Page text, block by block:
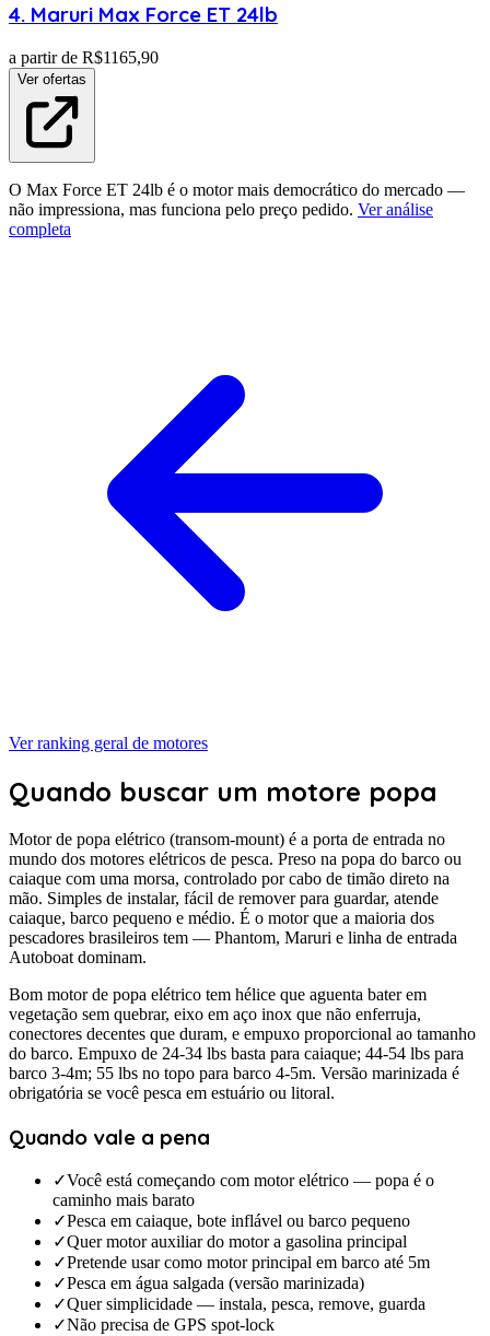
4. Maruri Max Force ET 24lb
a partir de R$1165,90
Ver ofertas
O Max Force ET 24lb é o motor mais democrático do mercado —
não impressiona, mas funciona pelo preço pedido. Ver análise
completa
Ver ranking geral de motores
Quando buscar um motore popa
Motor de popa elétrico (transom-mount) é a porta de entrada no
mundo dos motores elétricos de pesca. Preso na popa do barco ou
caiaque com uma morsa, controlado por cabo de timão direto na
mão. Simples de instalar, fácil de remover para guardar, atende
caiaque, barco pequeno e médio. É o motor que a maioria dos
pescadores brasileiros tem — Phantom, Maruri e linha de entrada
Autoboat dominam.
Bom motor de popa elétrico tem hélice que aguenta bater em
vegetação sem quebrar, eixo em aço inox que não enferruja,
conectores decentes que duram, e empuxo proporcional ao tamanho
do barco. Empuxo de 24-34 lbs basta para caiaque; 44-54 lbs para
barco 3-4m; 55 lbs no topo para barco 4-5m. Versão marinizada é
obrigatória se você pesca em estuário ou litoral.
Quando vale a pena
✓Você está começando com motor elétrico — popa é o
caminho mais barato
✓Pesca em caiaque, bote inflável ou barco pequeno
✓Quer motor auxiliar do motor a gasolina principal
✓Pretende usar como motor principal em barco até 5m
✓Pesca em água salgada (versão marinizada)
✓Quer simplicidade — instala, pesca, remove, guarda
✓Não precisa de GPS spot-lock